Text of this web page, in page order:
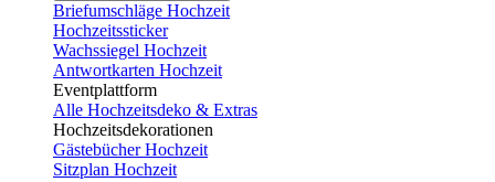
Briefumschläge Hochzeit
Hochzeitssticker
Wachssiegel Hochzeit
Antwortkarten Hochzeit
Eventplattform
Alle Hochzeitsdeko & Extras
Hochzeitsdekorationen
Gästebücher Hochzeit
Sitzplan Hochzeit